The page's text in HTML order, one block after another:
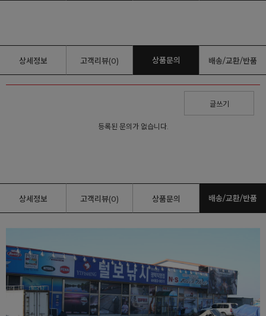
상세정보 고객리뷰(0) 상품문의 배송/교환/반품
글쓰기
등록된 문의가 없습니다.
상세정보 고객리뷰(0) 상품문의 배송/교환/반품